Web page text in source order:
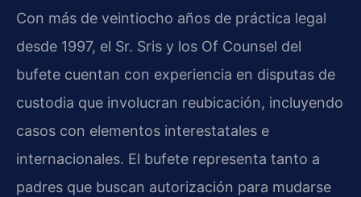
Con más de veintiocho años de práctica legal
desde 1997, el Sr. Sris y los Of Counsel del
bufete cuentan con experiencia en disputas de
custodia que involucran reubicación, incluyendo
casos con elementos interestatales e
internacionales. El bufete representa tanto a
padres que buscan autorización para mudarse